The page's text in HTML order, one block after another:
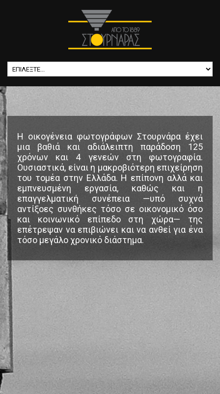
Η οικογένεια φωτογράφων Στουρνάρα έχει
μια βαθιά και αδιάλειπτη παράδοση 125
χρόνων και 4 γενεών στη φωτογραφία.
Ουσιαστικά, είναι η μακροβιότερη επιχείρηση
του τομέα στην Ελλάδα. Η επίπονη αλλά και
εμπνευσμένη εργασία, καθώς και η
επαγγελματική συνέπεια —υπό συχνά
αντίξοες συνθήκες τόσο σε οικονομικό όσο
και κοινωνικό επίπεδο στη χώρα— της
επέτρεψαν να επιβιώνει και να ανθεί για ένα
τόσο μεγάλο χρονικό διάστημα.